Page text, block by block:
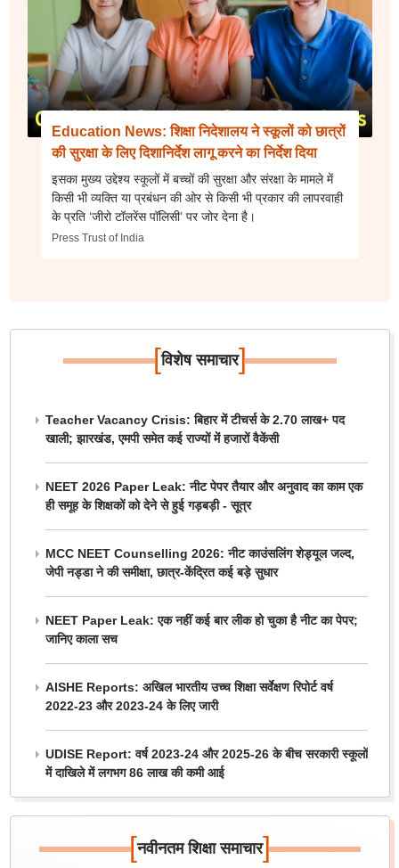
Education News: शिक्षा निदेशालय ने स्कूलों को छात्रों
की सुरक्षा के लिए दिशानिर्देश लागू करने का निर्देश दिया
इसका मुख्य उद्देश्य स्कूलों में बच्चों की सुरक्षा और संरक्षा के मामले में
किसी भी व्यक्ति या प्रबंधन की ओर से किसी भी प्रकार की लापरवाही
के प्रति ‘जीरो टॉलरेंस पॉलिसी’ पर जोर देना है।
Press Trust of India
[विशेष समाचार]
Teacher Vacancy Crisis: बिहार में टीचर्स के 2.70 लाख+ पद
खाली; झारखंड, एमपी समेत कई राज्यों में हजारों वैकेंसी
NEET 2026 Paper Leak: नीट पेपर तैयार और अनुवाद का काम एक
ही समूह के शिक्षकों को देने से हुई गड़बड़ी - सूत्र
MCC NEET Counselling 2026: नीट काउंसलिंग शेड्यूल जल्द,
जेपी नड्डा ने की समीक्षा, छात्र-केंद्रित कई बड़े सुधार
NEET Paper Leak: एक नहीं कई बार लीक हो चुका है नीट का पेपर;
जानिए काला सच
AISHE Reports: अखिल भारतीय उच्च शिक्षा सर्वेक्षण रिपोर्ट वर्ष
2022-23 और 2023-24 के लिए जारी
UDISE Report: वर्ष 2023-24 और 2025-26 के बीच सरकारी स्कूलों
में दाखिले में लगभग 86 लाख की कमी आई
[नवीनतम शिक्षा समाचार]